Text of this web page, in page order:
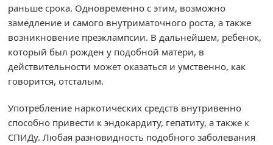
раньше срока. Одновременно с этим, возможно
замедление и самого внутриматочного роста, а также
возникновение преэклампсии. В дальнейшем, ребенок,
который был рожден у подобной матери, в
действительности может оказаться и умственно, как
говорится, отсталым.
Употребление наркотических средств внутривенно
способно привести к эндокардиту, гепатиту, а также к
СПИДу. Любая разновидность подобного заболевания